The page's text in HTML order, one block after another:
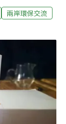
，來看台灣小
、在地發展的
台灣南端墾
、南投埔里、
這兒已經是
對象，總起來
是社會企業，
，但它所做項
茶。 這些公益
兩岸環保交流